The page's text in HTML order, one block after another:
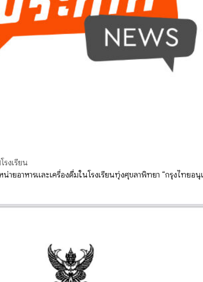
รงเรียน
น่ายอาหารและเครื่องดื่มในโรงเรียนทุ่งศุขลาพิทยา “กรุงไทยอนุ